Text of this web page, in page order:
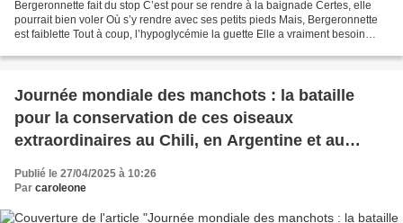
Bergeronnette fait du stop C’est pour se rendre à la baignade Certes, elle
pourrait bien voler Où s’y rendre avec ses petits pieds Mais, Bergeronnette
est faiblette Tout à coup, l’hypoglycémie la guette Elle a vraiment besoin
Journée mondiale des manchots : la bataille
pour la conservation de ces oiseaux
extraordinaires au Chili, en Argentine et au
Pérou
Publié le 27/04/2025 à 10:26
Par caroleone